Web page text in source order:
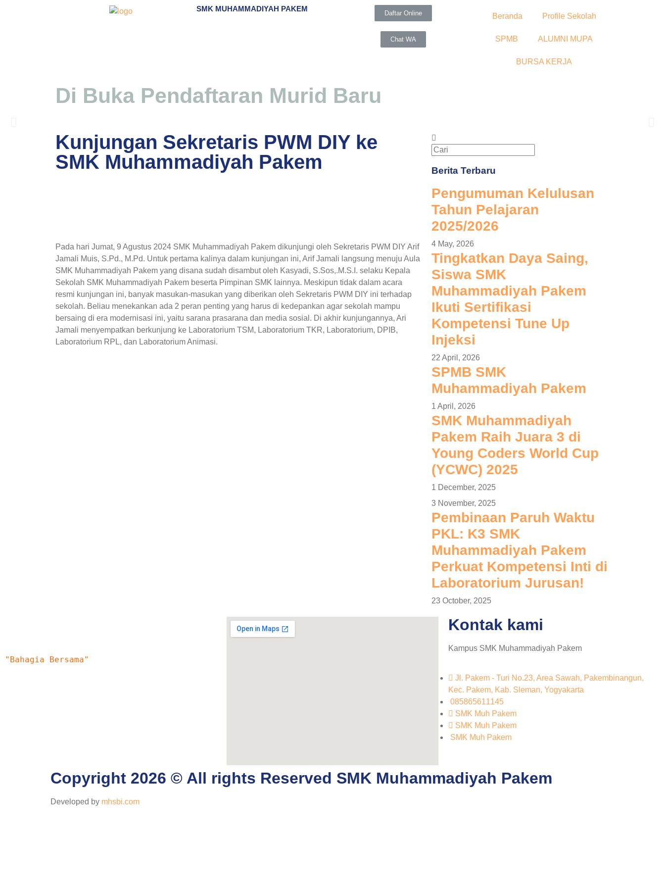
SMK MUHAMMADIYAH PAKEM
Daftar Online
Chat WA
Beranda Profile Sekolah
SPMB ALUMNI MUPA
BURSA KERJA
Di Buka Pendaftaran Murid Baru
SEKOLAH PUSAT KEUNGGULAN
SMK Muhammadiyah Pakem ditetapkan sebagai Sekolah Pusat Keunggulan oleh Kemendikbudristek dengan 6 Jurusan unggulan
Kunjungan Sekretaris PWM DIY ke
SMK Muhammadiyah Pakem
Pada hari Jumat, 9 Agustus 2024 SMK Muhammadiyah Pakem dikunjungi oleh Sekretaris PWM DIY Arif
Jamali Muis, S.Pd., M.Pd. Untuk pertama kalinya dalam kunjungan ini, Arif Jamali langsung menuju Aula
SMK Muhammadiyah Pakem yang disana sudah disambut oleh Kasyadi, S.Sos,.M.S.I. selaku Kepala
Sekolah SMK Muhammadiyah Pakem beserta Pimpinan SMK lainnya. Meskipun tidak dalam acara
resmi kunjungan ini, banyak masukan-masukan yang diberikan oleh Sekretaris PWM DIY ini terhadap
sekolah. Beliau menekankan ada 2 peran penting yang harus di kedepankan agar sekolah mampu
bersaing di era modernisasi ini, yaitu sarana prasarana dan media sosial. Di akhir kunjungannya, Ari
Jamali menyempatkan berkunjung ke Laboratorium TSM, Laboratorium TKR, Laboratorium, DPIB,
Laboratorium RPL, dan Laboratorium Animasi.
Berita Terbaru
Pengumuman Kelulusan
Tahun Pelajaran
2025/2026
4 May, 2026
Tingkatkan Daya Saing,
Siswa SMK
Muhammadiyah Pakem
Ikuti Sertifikasi
Kompetensi Tune Up
Injeksi
22 April, 2026
SPMB SMK
Muhammadiyah Pakem
1 April, 2026
SMK Muhammadiyah
Pakem Raih Juara 3 di
Young Coders World Cup
(YCWC) 2025
1 December, 2025
3 November, 2025
Pembinaan Paruh Waktu
PKL: K3 SMK
Muhammadiyah Pakem
Perkuat Kompetensi Inti di
Laboratorium Jurusan!
23 October, 2025
"Bahagia Bersama"
Kontak kami
Kampus SMK Muhammadiyah Pakem
Jl. Pakem - Turi No.23, Area Sawah, Pakembinangun,
Kec. Pakem, Kab. Sleman, Yogyakarta
085865611145
SMK Muh Pakem
SMK Muh Pakem
SMK Muh Pakem
Copyright 2026 © All rights Reserved SMK Muhammadiyah Pakem
Developed by mhsbi.com